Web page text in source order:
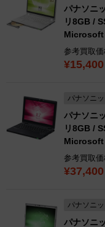
パナソニック /
リ8GB /
参考買取価
¥15,400
パナソニッ
パナソニ
リ8GB /
参考買取価
¥37,400
パナソニッ
パナソニ